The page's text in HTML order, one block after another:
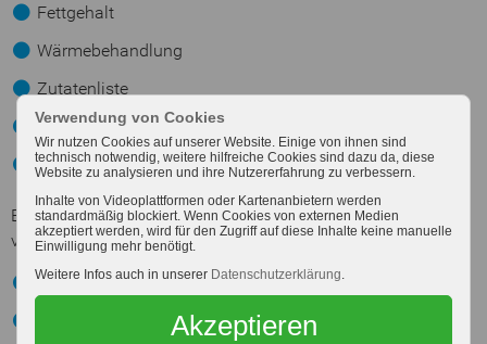
Fettgehalt
Wärmebehandlung
Zutatenliste
Mengenangabe
Gehalt an Frucht- oder Fruchtzubereitung in Prozent.
Bei der Kennzeichnung der Butter werden folgende Angaben
verlangt:
Verkehrsbezeichnung
Mindesthaltbarkeitsdatum
Verwendung von Cookies
Wir nutzen Cookies auf unserer Website. Einige von ihnen sind
technisch notwendig, weitere hilfreiche Cookies sind dazu da, diese
Website zu analysieren und ihre Nutzererfahrung zu verbessern.
Inhalte von Videoplattformen oder Kartenanbietern werden
standardmäßig blockiert. Wenn Cookies von externen Medien
akzeptiert werden, wird für den Zugriff auf diese Inhalte keine manuelle
Einwilligung mehr benötigt.
Weitere Infos auch in unserer Datenschutzerklärung.
Akzeptieren